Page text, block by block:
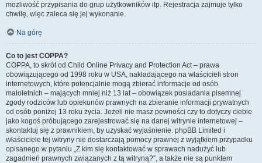
możliwość przypisania do grup użytkowników itp. Rejestracja zajmuje tylko
chwilę, więc zaleca się jej wykonanie.
Na górę
Co to jest COPPA?
COPPA, to skrót od Child Online Privacy and Protection Act – prawa
obowiązującego od 1998 roku w USA, nakładającego na właścicieli stron
internetowych, które potencjalnie mogą zbierać informacje od osób
małoletnich – mających mniej niż 13 lat – obowiązek posiadania pisemnej
zgody rodziców lub opiekunów prawnych na zbieranie informacji prywatnych
od osób poniżej 13 roku życia. Jeżeli nie masz pewności czy to dotyczy ciebie
jako kogoś próbującego zarejestrować się na danej witrynie internetowej –
skontaktuj się z prawnikiem, by uzyskać wyjaśnienie. phpBB Limited i
właściciele tej witryny nie dostarczają pomocy prawnej z wyjątkiem przypadku
opisanego w pytaniu „Z kim się kontaktować w sprawach nadużyć lub
zagadnień prawnych związanych z tą witryną?”, a także nie są punktem